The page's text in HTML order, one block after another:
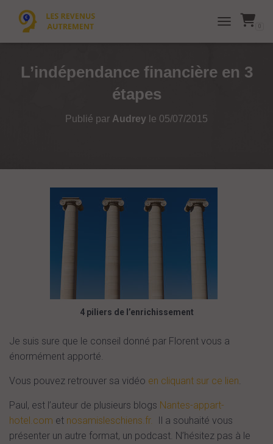
TOGGLE 0
L’indépendance financière en 3
étapes
Publié par Audrey le 05/07/2015
4 piliers de l’enrichissement
Je suis sure que le conseil donné par Florent vous a
énormément apporté.
Vous pouvez retrouver sa vidéo en cliquant sur ce lien.
Paul, est l’auteur de plusieurs blogs Nantes-appart-
hotel.com et nosamisleschiens.fr.
Il a souhaité vous
présenter un autre format, un podcast. N’hésitez pas à le